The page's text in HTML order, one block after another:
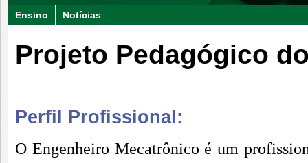
Ensino Notícias
Projeto Pedagógico
Perfil Profissional:
O Engenheiro Mecatrônico é um